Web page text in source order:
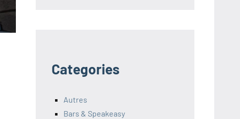
Categories
Autres
Bars & Speakeasy